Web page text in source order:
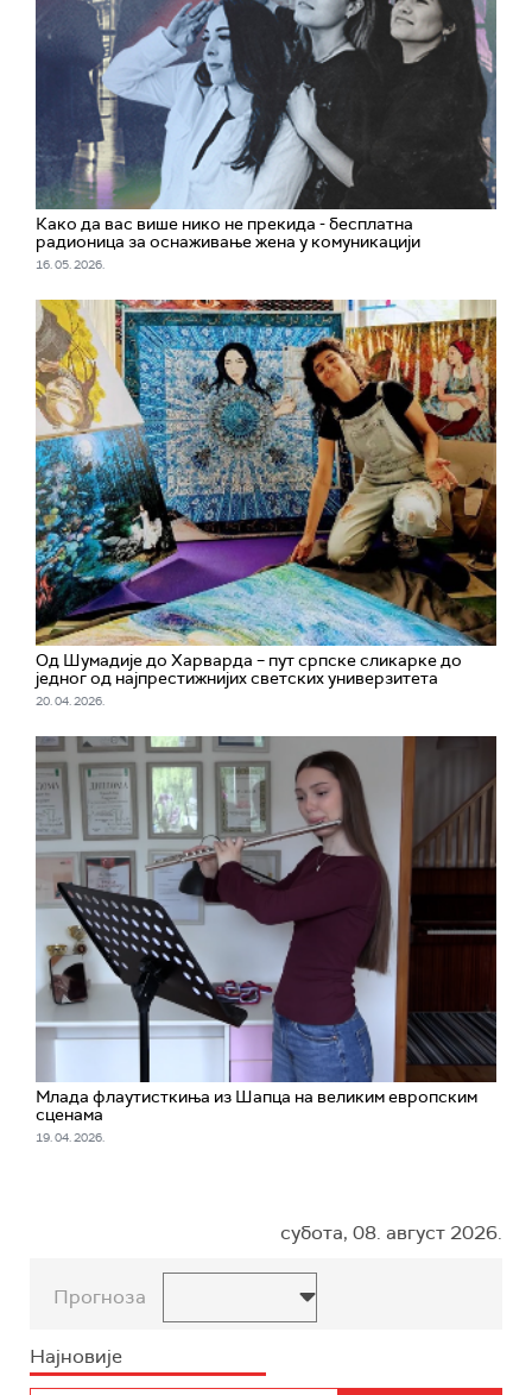
Како да вас више нико не прекида - бесплатна
радионица за оснаживање жена у комуникацији
16. 05. 2026.
Од Шумадије до Харварда – пут српске сликарке до
једног од најпрестижнијих светских универзитета
20. 04. 2026.
Млада флаутисткиња из Шапца на великим европским
сценама
19. 04. 2026.
субота, 08. август 2026.
Прогноза
Најновије